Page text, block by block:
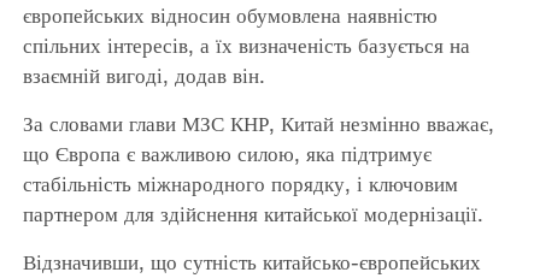
європейських відносин обумовлена наявністю
спільних інтересів, а їх визначеність базується на
взаємній вигоді, додав він.
За словами глави МЗС КНР, Китай незмінно вважає,
що Європа є важливою силою, яка підтримує
стабільність міжнародного порядку, і ключовим
партнером для здійснення китайської модернізації.
Відзначивши, що сутність китайсько-європейських